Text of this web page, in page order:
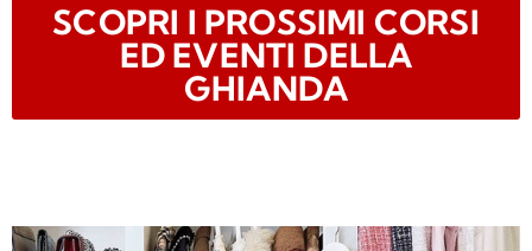
SCOPRI I PROSSIMI CORSI
ED EVENTI DELLA
GHIANDA